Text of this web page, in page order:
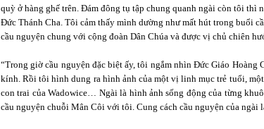
quỳ ở hàng ghế trên. Đám đông tụ tập chung quanh ngài còn tôi thì
Đức Thánh Cha. Tôi cảm thấy mình dường như mất hút trong buổi
cầu nguyện chung với cộng đoàn Dân Chúa và được vị chủ chiên
“Trong giờ cầu nguyện đặc biệt ấy, tôi ngắm nhìn Đức Giáo Hoàng
kính. Rồi tôi hình dung ra hình ảnh của một vị linh mục trẻ tuổi,
con trai của Wadowice… Ngài là hình ảnh sống động của từng
cầu nguyện chuỗi Mân Côi với tôi. Cung cách cầu nguyện của